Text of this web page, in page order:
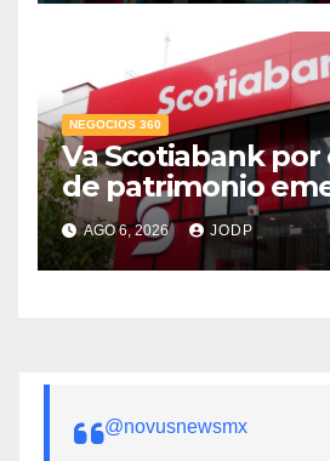
NEGOCIOS 360
Va Scotiabank
de patrimonio
AGO 6, 2026 JODP
@novusnewsmx